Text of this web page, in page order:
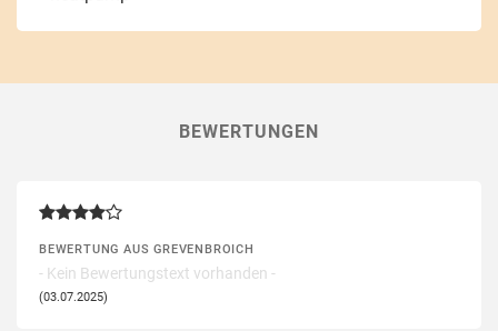
BEWERTUNGEN
BEWERTUNG AUS GREVENBROICH
- Kein Bewertungstext vorhanden -
(03.07.2025)